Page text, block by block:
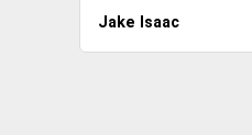
Jake Isaac